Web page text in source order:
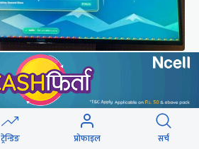
किनेका उपभोक्ताले जिते १०
ट्रेन्डिङ प्रोफाइल सर्च